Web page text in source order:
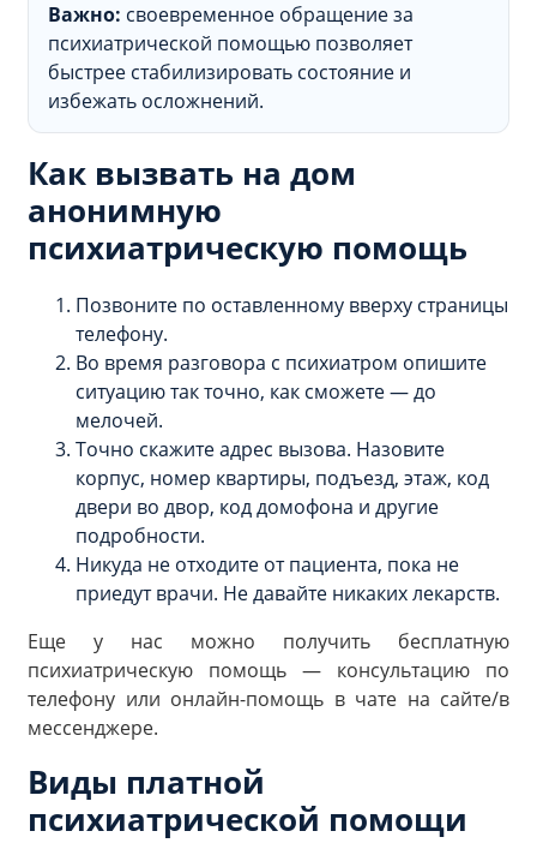
Важно: своевременное обращение за
психиатрической помощью позволяет
быстрее стабилизировать состояние и
избежать осложнений.
Как вызвать на дом
анонимную
психиатрическую помощь
Позвоните по оставленному вверху страницы
телефону.
Во время разговора с психиатром опишите
ситуацию так точно, как сможете — до
мелочей.
Точно скажите адрес вызова. Назовите
корпус, номер квартиры, подъезд, этаж, код
двери во двор, код домофона и другие
подробности.
Никуда не отходите от пациента, пока не
приедут врачи. Не давайте никаких лекарств.
Еще у нас можно получить бесплатную
психиатрическую помощь — консультацию по
телефону или онлайн-помощь в чате на сайте/в
мессенджере.
Виды платной
психиатрической помощи